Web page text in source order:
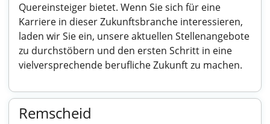
Quereinsteiger bietet. Wenn Sie sich für eine
Karriere in dieser Zukunftsbranche interessieren,
laden wir Sie ein, unsere aktuellen Stellenangebote
zu durchstöbern und den ersten Schritt in eine
vielversprechende berufliche Zukunft zu machen.
Remscheid